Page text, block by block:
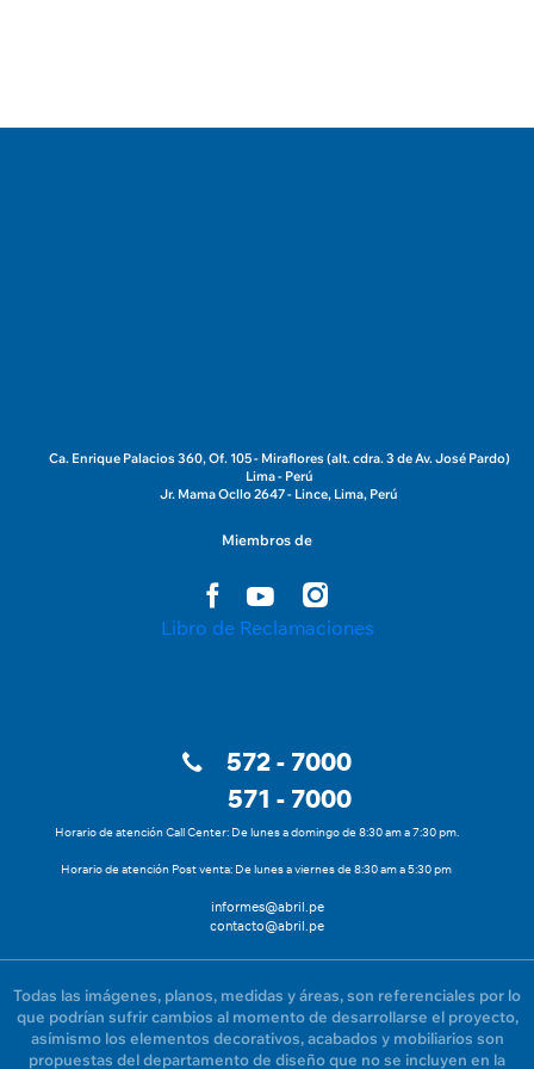
Ca. Enrique Palacios 360, Of. 105 - Miraflores (alt. cdra. 3 de Av. José Pardo)
Lima - Perú
Jr. Mama Ocllo 2647 - Lince, Lima, Perú
Miembros de
Libro de Reclamaciones
572 - 7000
571 - 7000
Horario de atención Call Center: De lunes a domingo de 8:30 am a 7:30 pm.
Horario de atención Post venta: De lunes a viernes de 8:30 am a 5:30 pm
informes@abril.pe
contacto@abril.pe
Todas las imágenes, planos, medidas y áreas, son referenciales por lo
que podrían sufrir cambios al momento de desarrollarse el proyecto,
asímismo los elementos decorativos, acabados y mobiliarios son
propuestas del departamento de diseño que no se incluyen en la